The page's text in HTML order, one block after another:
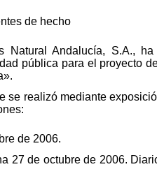
de hecho
Andalucía, S.A., ha
pública para el proyecto
realizó mediante
de 2006.
27 de octubre de 2006.